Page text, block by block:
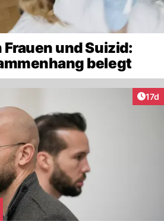
und Suizid:
belegt
17d